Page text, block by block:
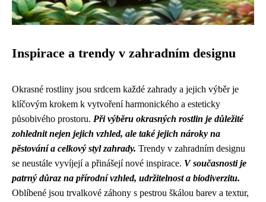
Inspirace a trendy v zahradním designu
Okrasné rostliny jsou srdcem každé zahrady a jejich výběr je
klíčovým krokem k vytvoření harmonického a esteticky
působivého prostoru. Při výběru okrasných rostlin je důležité
zohlednit nejen jejich vzhled, ale také jejich nároky na
pěstování a celkový styl zahrady. Trendy v zahradním designu
se neustále vyvíjejí a přinášejí nové inspirace. V současnosti je
patrný důraz na přírodní vzhled, udržitelnost a biodiverzitu.
Oblíbené jsou trvalkové záhony s pestrou škálou barev a textur,